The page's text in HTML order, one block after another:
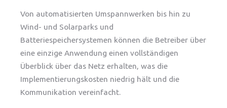
Von automatisierten Umspannwerken bis hin zu
Wind- und Solarparks und
Batteriespeichersystemen können die Betreiber über
eine einzige Anwendung einen vollständigen
Überblick über das Netz erhalten, was die
Implementierungskosten niedrig hält und die
Kommunikation vereinfacht.